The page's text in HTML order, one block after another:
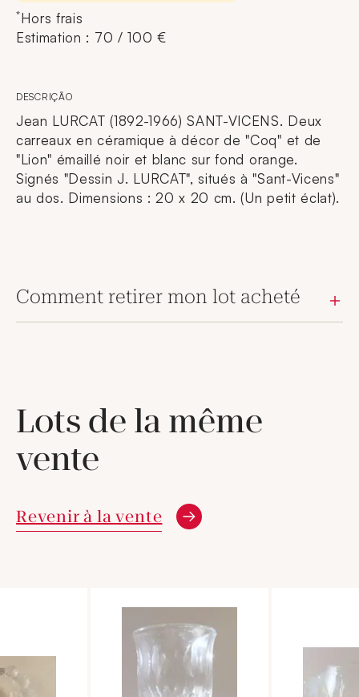
*Hors frais
Estimation : 70 / 100 €
DESCRIÇÃO
Jean LURCAT (1892-1966) SANT-VICENS. Deux
carreaux en céramique à décor de "Coq" et de
"Lion" émaillé noir et blanc sur fond orange.
Signés "Dessin J. LURCAT", situés à "Sant-Vicens"
au dos. Dimensions : 20 x 20 cm. (Un petit éclat).
Comment retirer mon lot acheté
Lots de la même
vente
Revenir à la vente